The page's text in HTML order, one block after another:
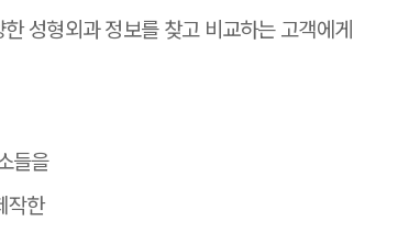
한 성형외과 정보를 찾고 비교하는 고객에게
들을
작한